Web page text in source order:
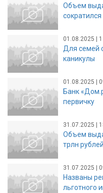
Объем
01.08.2025 |
Для семей
каникулы
01.08.2025 |
Банк
первичку
31.07.2025 |
Объем
трлн рублей
31.07.2025 |
Названы
льготного